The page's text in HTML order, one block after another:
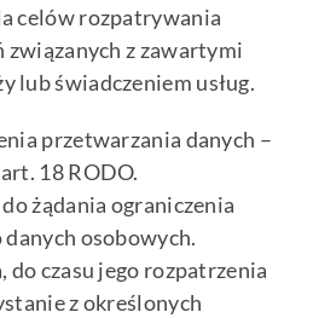
celów rozpatrywania
związanych z zawartymi
lub świadczeniem usług.
przetwarzania danych –
18 RODO.
żądania ograniczenia
osobowych.
do czasu jego rozpatrzenia
z określonych